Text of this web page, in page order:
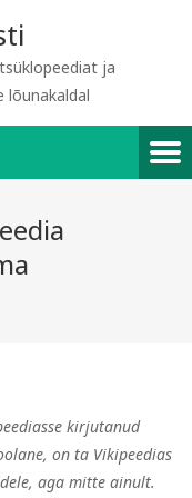
ja
lõunakaldal
kirjutanud
on ta Vikipeedias
aga mitte ainult.